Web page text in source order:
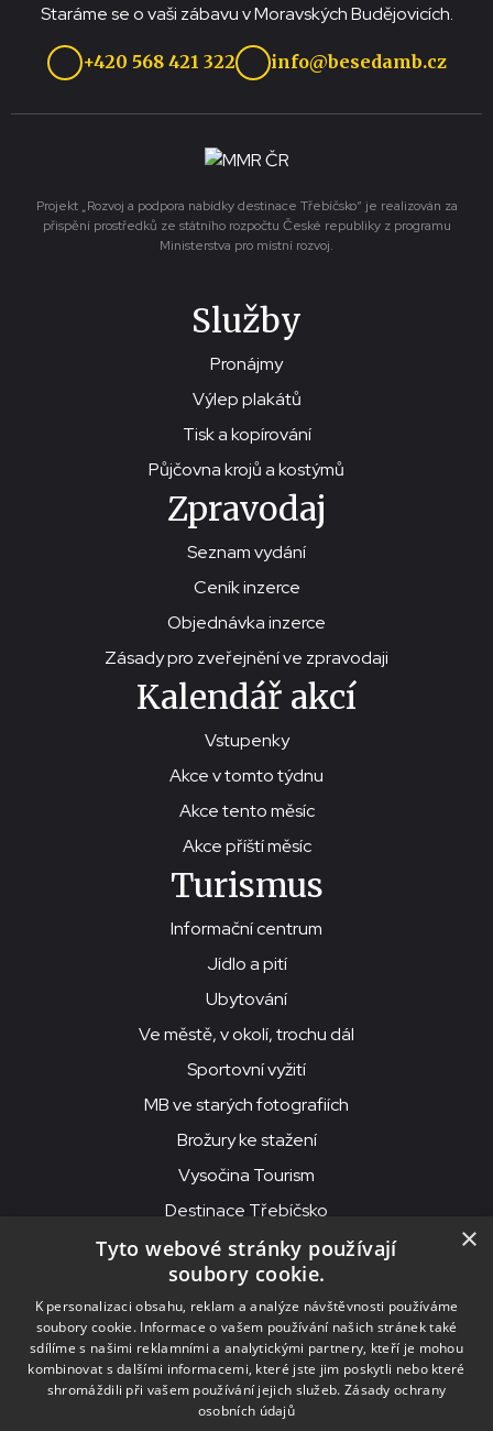
Staráme se o vaši zábavu v Moravských Budějovicích.
+420 568 421 322 info@besedamb.cz
Projekt „Rozvoj a podpora nabídky destinace Třebíčsko“ je realizován za
přispění prostředků ze státního rozpočtu České republiky z programu
Ministerstva pro místní rozvoj.
Služby
Pronájmy
Výlep plakátů
Tisk a kopírování
Půjčovna krojů a kostýmů
Zpravodaj
Seznam vydání
Ceník inzerce
Objednávka inzerce
Zásady pro zveřejnění ve zpravodaji
Kalendář akcí
Vstupenky
Akce v tomto týdnu
Akce tento měsíc
Akce příští měsíc
Turismus
Informační centrum
Jídlo a pití
Ubytování
Ve městě, v okolí, trochu dál
Sportovní vyžití
MB ve starých fotografiích
Brožury ke stažení
Vysočina Tourism
Destinace Třebíčsko
© 2026MKS Beseda Mor. Budějovice
MKS Beseda, příspěvková organizace, Purcnerova 62, 676 02
Moravské Budějovice
IČO: 00091758, DIČ: CZ00091758, ID datové schránky: chjn2kd
×
Tyto webové stránky používají
soubory cookie.
K personalizaci obsahu, reklam a analýze návštěvnosti používáme
soubory cookie. Informace o vašem používání našich stránek také
sdílíme s našimi reklamními a analytickými partnery, kteří je mohou
kombinovat s dalšími informacemi, které jste jim poskytli nebo které
shromáždili při vašem používání jejich služeb. Zásady ochrany
osobních údajů